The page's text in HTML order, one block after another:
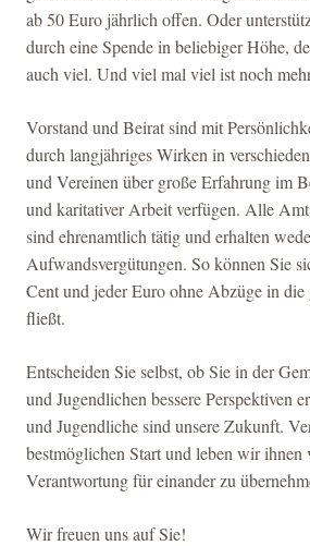
ab 50 Euro jährlich offen. Oder
durch eine Spende in beliebiger Höhe,
auch viel. Und viel mal viel ist noch
Vorstand und Beirat sind mit
durch langjähriges Wirken in
und Vereinen über große Erfahrung im
und karitativer Arbeit verfügen. Alle
sind ehrenamtlich tätig und erhalten
Aufwandsvergütungen. So können Sie
Cent und jeder Euro ohne Abzüge in die
fließt.
Entscheiden Sie selbst, ob Sie in der
und Jugendlichen bessere Perspektiven
und Jugendliche sind unsere Zukunft.
bestmöglichen Start und leben wir ihnen
Verantwortung für einander zu
Wir freuen uns auf Sie!